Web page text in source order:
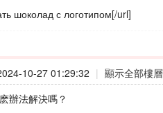
шоколад с логотипом[/url]
10-27 01:29:32 | 顯示全部樓層
辦法解決嗎？